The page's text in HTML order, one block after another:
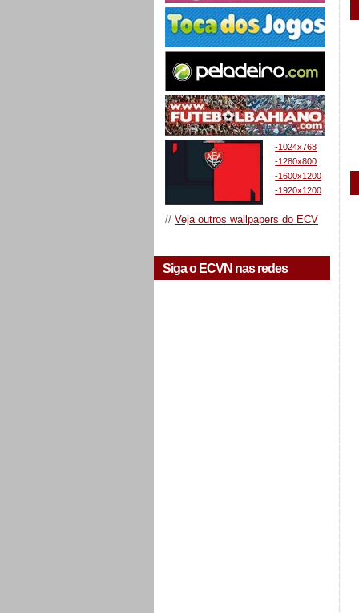
-1024x768
-1280x800
-1600x1200
-1920x1200
// Veja outros wallpapers do ECV
Siga o ECVN nas redes